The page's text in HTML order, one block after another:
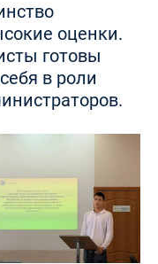
оценки.
готовы
в роли